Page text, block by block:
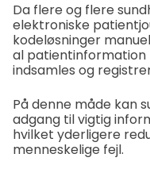
Da flere og flere
elektroniske
kodeløsninger
al patientinformation
indsamles og
På denne måde kan
adgang til vigtig
hvilket yderligere
menneskelige fejl.